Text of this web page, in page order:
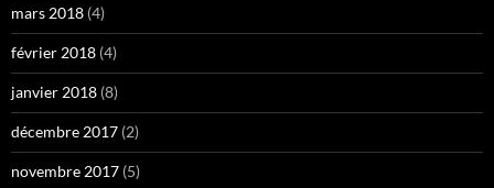
mars 2018 (4)
février 2018 (4)
janvier 2018 (8)
décembre 2017 (2)
novembre 2017 (5)